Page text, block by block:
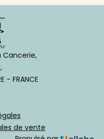
Cancerie,
- FRANCE
de vente